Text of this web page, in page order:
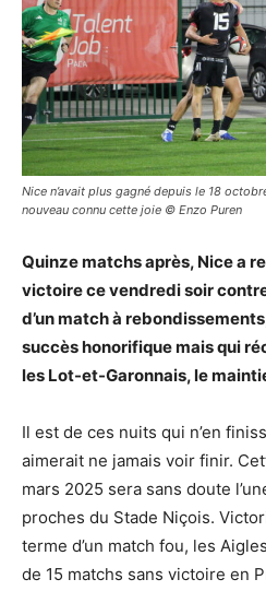
Nice n’avait plus gagné depuis le 18
nouveau connu cette joie © Enzo Puren
Quinze matchs après, Nice a
victoire ce vendredi soir
d’un match à
succès honorifique mais qui
les Lot-et-Garonnais, le
Il est de ces nuits qui n’en
aimerait ne jamais voir finir.
mars 2025 sera sans doute
proches du Stade Niçois.
terme d’un match fou, les
de 15 matchs sans victoire en